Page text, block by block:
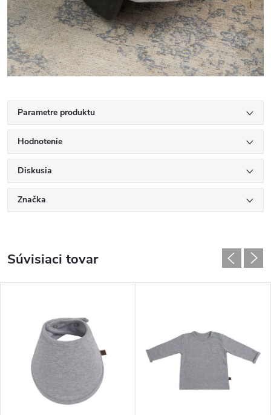
Parametre produktu
Hodnotenie
Diskusia
Značka
Súvisiaci tovar